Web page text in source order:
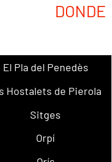
DONDE
El Pla del Penedès
Hostalets de Pierola
Sitges
Orpí